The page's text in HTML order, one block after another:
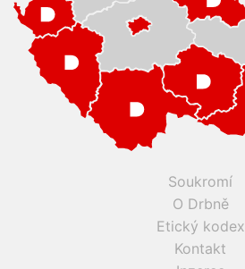
Soukromí
O Drbně
Etický kodex
Kontakt